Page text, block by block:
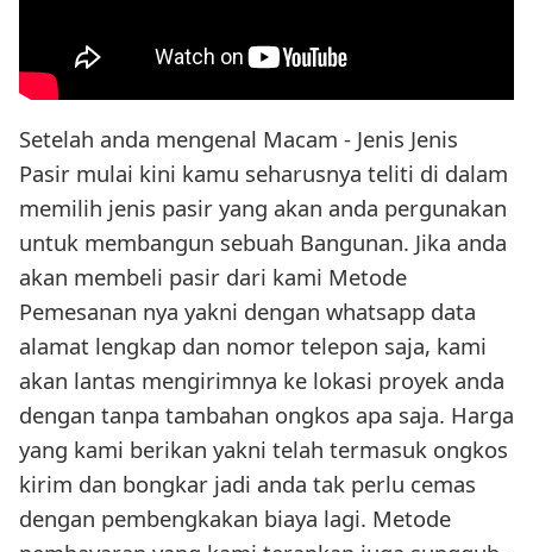
Setelah anda mengenal Macam - Jenis Jenis
Pasir mulai kini kamu seharusnya teliti di dalam
memilih jenis pasir yang akan anda pergunakan
untuk membangun sebuah Bangunan. Jika anda
akan membeli pasir dari kami Metode
Pemesanan nya yakni dengan whatsapp data
alamat lengkap dan nomor telepon saja, kami
akan lantas mengirimnya ke lokasi proyek anda
dengan tanpa tambahan ongkos apa saja. Harga
yang kami berikan yakni telah termasuk ongkos
kirim dan bongkar jadi anda tak perlu cemas
dengan pembengkakan biaya lagi. Metode